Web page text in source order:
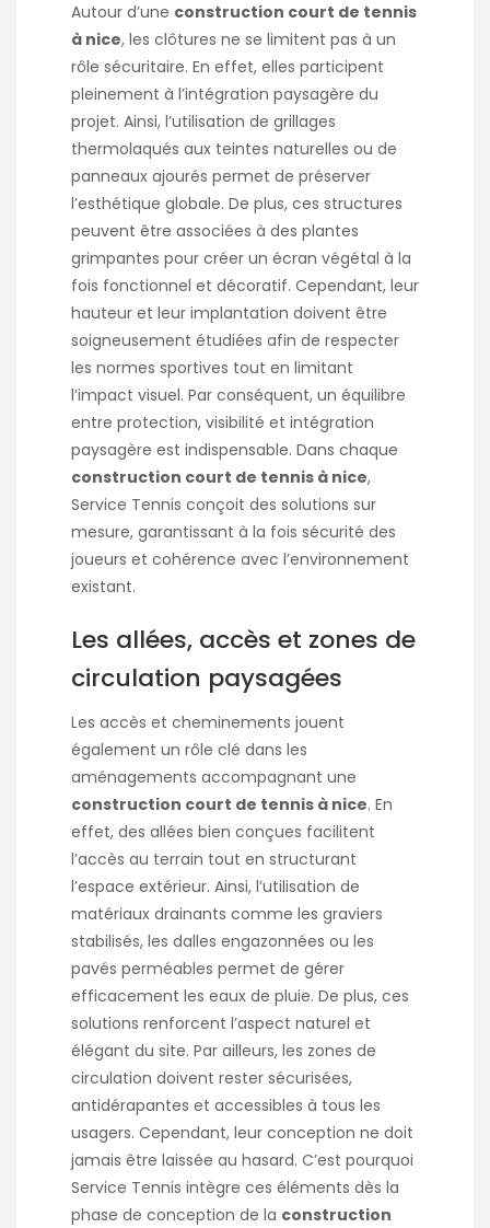
Autour d’une construction court de tennis
à nice, les clôtures ne se limitent pas à un
rôle sécuritaire. En effet, elles participent
pleinement à l’intégration paysagère du
projet. Ainsi, l’utilisation de grillages
thermolaqués aux teintes naturelles ou de
panneaux ajourés permet de préserver
l’esthétique globale. De plus, ces structures
peuvent être associées à des plantes
grimpantes pour créer un écran végétal à la
fois fonctionnel et décoratif. Cependant, leur
hauteur et leur implantation doivent être
soigneusement étudiées afin de respecter
les normes sportives tout en limitant
l’impact visuel. Par conséquent, un équilibre
entre protection, visibilité et intégration
paysagère est indispensable. Dans chaque
construction court de tennis à nice,
Service Tennis conçoit des solutions sur
mesure, garantissant à la fois sécurité des
joueurs et cohérence avec l’environnement
existant.
Les allées, accès et zones de
circulation paysagées
Les accès et cheminements jouent
également un rôle clé dans les
aménagements accompagnant une
construction court de tennis à nice. En
effet, des allées bien conçues facilitent
l’accès au terrain tout en structurant
l’espace extérieur. Ainsi, l’utilisation de
matériaux drainants comme les graviers
stabilisés, les dalles engazonnées ou les
pavés perméables permet de gérer
efficacement les eaux de pluie. De plus, ces
solutions renforcent l’aspect naturel et
élégant du site. Par ailleurs, les zones de
circulation doivent rester sécurisées,
antidérapantes et accessibles à tous les
usagers. Cependant, leur conception ne doit
jamais être laissée au hasard. C’est pourquoi
Service Tennis intègre ces éléments dès la
phase de conception de la construction